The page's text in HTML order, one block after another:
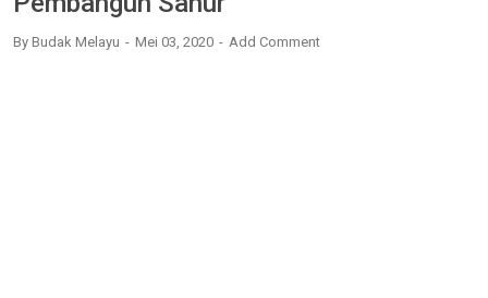
By Budak Melayu Mei 03, 2020 Add Comment